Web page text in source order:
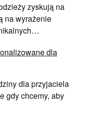
zyskują na
na wyrażenie
dla
dla przyjaciela
gdy chcemy, aby